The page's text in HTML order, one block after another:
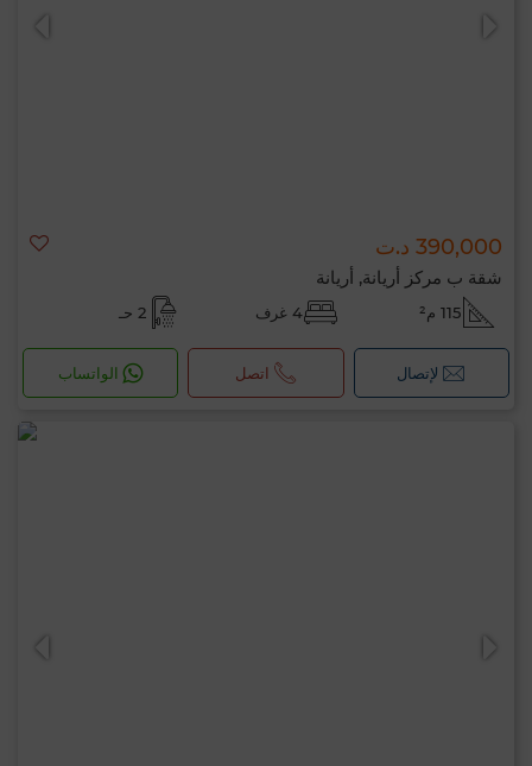
390,000 د.ت
شقة ب مركز أريانة, أريانة
115 م² 4 غرف 2 حـ
لإتصال اتصل الواتساب